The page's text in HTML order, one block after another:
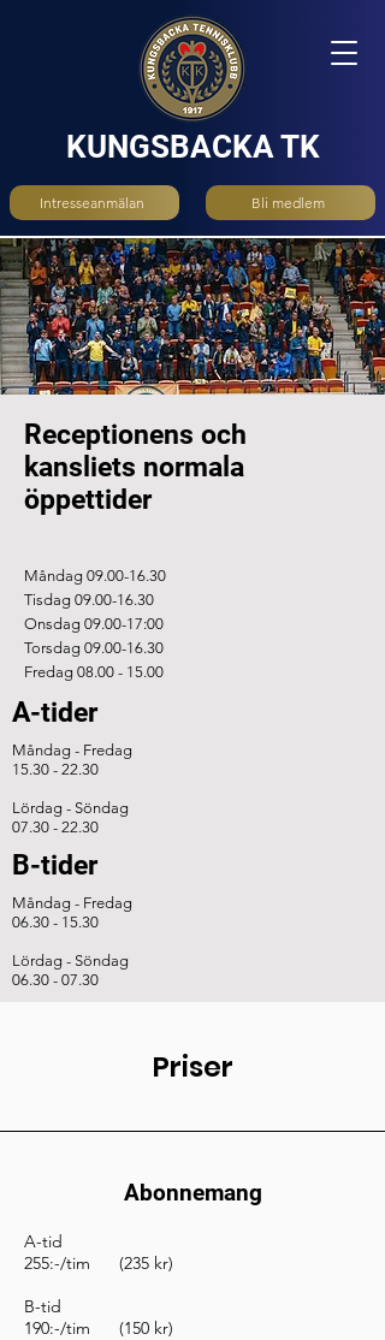
KUNGSBACKA TK
Intresseanmälan Bli medlem
Receptionens och
kansliets normala
öppettider
Måndag 09.00-16.30
Tisdag 09.00-16.30
Onsdag 09.00-17:00
Torsdag 09.00-16.30
Fredag 08.00 - 15.00
A-tider
Måndag - Fredag
15.30 - 22.30
Lördag - Söndag
07.30 - 22.30
B-tider
Måndag - Fredag
06.30 - 15.30
Lördag - Söndag
06.30 - 07.30
Priser
Abonnemang
A-tid
255:-/tim (235 kr)
B-tid
190:-/tim (150 kr)